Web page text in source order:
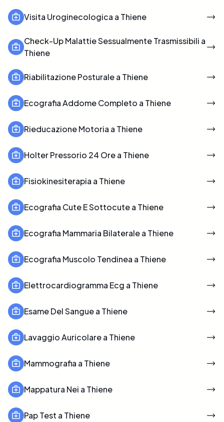
Visita Uroginecologica a Thiene
Check-Up Malattie Sessualmente Trasmissibili a
Thiene
Riabilitazione Posturale a Thiene
Ecografia Addome Completo a Thiene
Rieducazione Motoria a Thiene
Holter Pressorio 24 Ore a Thiene
Fisiokinesiterapia a Thiene
Ecografia Cute E Sottocute a Thiene
Ecografia Mammaria Bilaterale a Thiene
Ecografia Muscolo Tendinea a Thiene
Elettrocardiogramma Ecg a Thiene
Esame Del Sangue a Thiene
Lavaggio Auricolare a Thiene
Mammografia a Thiene
Mappatura Nei a Thiene
Pap Test a Thiene